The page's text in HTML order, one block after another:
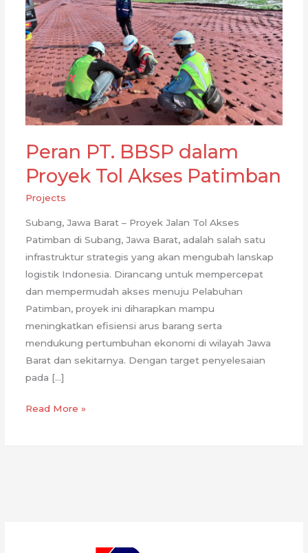
Peran PT. BBSP dalam
Proyek Tol Akses Patimban
Projects
Subang, Jawa Barat – Proyek Jalan Tol Akses
Patimban di Subang, Jawa Barat, adalah salah satu
infrastruktur strategis yang akan mengubah lanskap
logistik Indonesia. Dirancang untuk mempercepat
dan mempermudah akses menuju Pelabuhan
Patimban, proyek ini diharapkan mampu
meningkatkan efisiensi arus barang serta
mendukung pertumbuhan ekonomi di wilayah Jawa
Barat dan sekitarnya. Dengan target penyelesaian
pada […]
Peran
Read More »